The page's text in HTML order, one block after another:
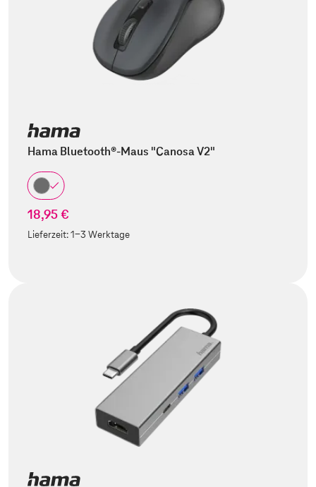
Hama Bluetooth®-Maus "Canosa V2"
18,95 €
Lieferzeit:1-3 Werktage